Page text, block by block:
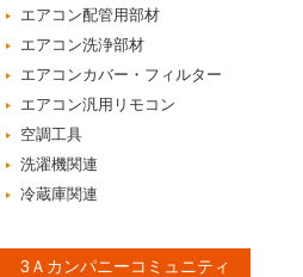
エアコン配管用部材
エアコン洗浄部材
エアコンカバー・フィルター
エアコン汎用リモコン
空調工具
洗濯機関連
冷蔵庫関連
3Ａカンパニーコミュニティ